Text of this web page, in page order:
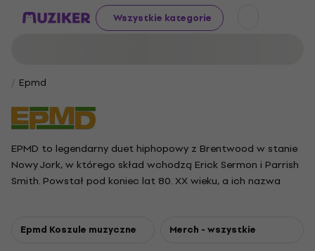
Wszystkie kategorie
Epmd
EPMD to legendarny duet hiphopowy z Brentwood w stanie
Nowy Jork, w którego skład wchodzą Erick Sermon i Parrish
Smith. Powstał pod koniec lat 80. XX wieku, a ich nazwa
muzyce i sukcesie. Początkowo grupa nazywała się EEPMD,
Epmd Koszule muzyczne Merch - wszystkie